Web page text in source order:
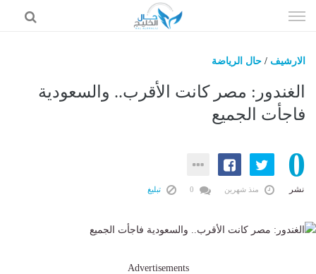
الى
الارشيف / حال الرياضة
الغندور: مصر كانت الأقرب.. والسعودية
فاجأت الجميع
0
نشر منذ شهرين تبليغ
Advertisements
حال السعودية